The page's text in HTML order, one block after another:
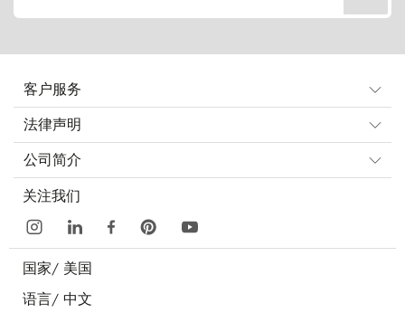
客户服务
法律声明
公司简介
关注我们
国家/ 美国
语言/ 中文